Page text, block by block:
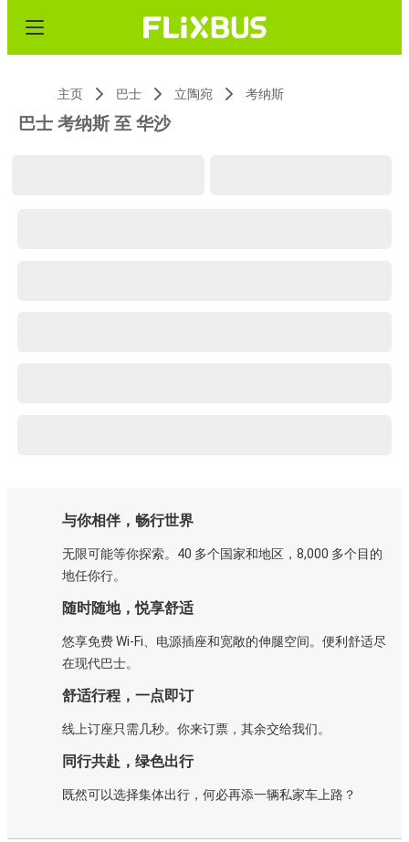
主页 巴士 立陶宛 考纳斯
巴士 考纳斯 至 华沙
与你相伴，畅行世界
无限可能等你探索。40 多个国家和地区，8,000 多个目的
地任你行。
随时随地，悦享舒适
悠享免费 Wi-Fi、电源插座和宽敞的伸腿空间。便利舒适尽
在现代巴士。
舒适行程，一点即订
线上订座只需几秒。你来订票，其余交给我们。
同行共赴，绿色出行
既然可以选择集体出行，何必再添一辆私家车上路？